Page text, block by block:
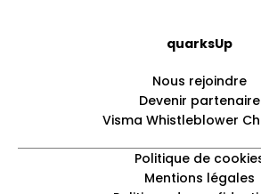
quarksUp
Nous rejoindre
Devenir partenaire
Visma Whistleblower
Politique de
Mentions légales